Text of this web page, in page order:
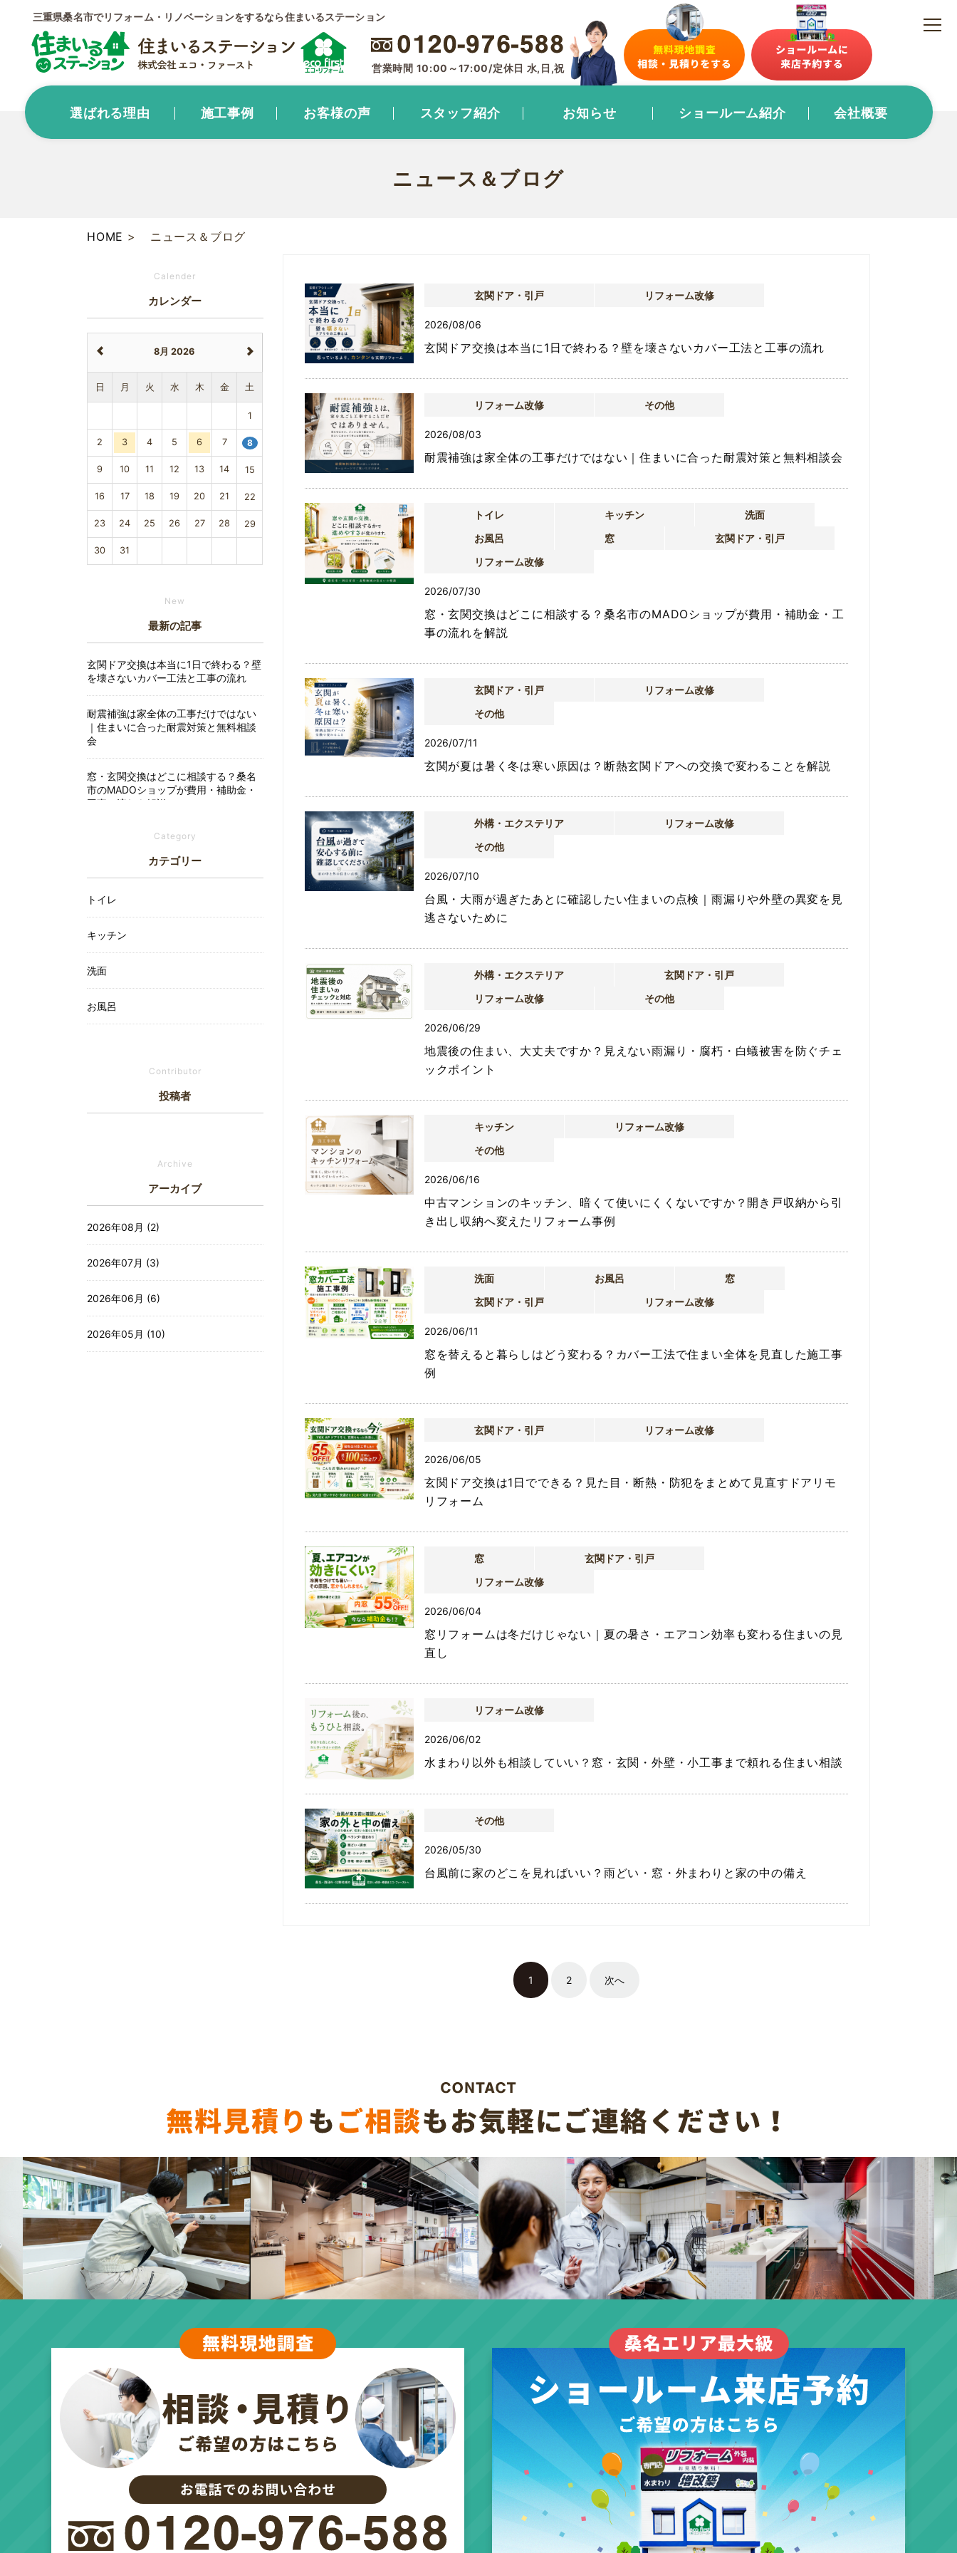
三重県桑名市でリフォーム・リノベーションをするなら住まいるステーション
営業時間 10:00～17:00/定休日 水,日,祝
選ばれる理由 施工事例 お客様の声 スタッフ紹介 お知らせ ショールーム紹介 会社概要
ニュース＆ブログ
HOME ニュース＆ブログ
玄関ドア・引戸 リフォーム改修
2026/08/06
玄関ドア交換は本当に1日で終わる？壁を壊さないカバー工法と工事の流れ
リフォーム改修 その他
2026/08/03
耐震補強は家全体の工事だけではない｜住まいに合った耐震対策と無料相談会
トイレ キッチン
洗面
お風呂
窓
玄関ドア・引戸
リフォーム改修
2026/07/30
窓・玄関交換はどこに相談する？桑名市のMADOショップが費用・補助金・工
事の流れを解説
玄関ドア・引戸
リフォーム改修
その他
2026/07/11
玄関が夏は暑く冬は寒い原因は？断熱玄関ドアへの交換で変わることを解説
外構・エクステリア
リフォーム改修
その他
2026/07/10
台風・大雨が過ぎたあとに確認したい住まいの点検｜雨漏りや外壁の異変を見
逃さないために
外構・エクステリア
玄関ドア・引戸
リフォーム改修
その他
2026/06/29
地震後の住まい、大丈夫ですか？見えない雨漏り・腐朽・白蟻被害を防ぐチェ
ックポイント
キッチン
リフォーム改修
その他
2026/06/16
中古マンションのキッチン、暗くて使いにくくないですか？開き戸収納から引
き出し収納へ変えたリフォーム事例
洗面 お風呂
窓
玄関ドア・引戸
リフォーム改修
2026/06/11
窓を替えると暮らしはどう変わる？カバー工法で住まい全体を見直した施工事
例
玄関ドア・引戸 リフォーム改修
2026/06/05
玄関ドア交換は1日でできる？見た目・断熱・防犯をまとめて見直すドアリモ
リフォーム
窓
玄関ドア・引戸
リフォーム改修
2026/06/04
窓リフォームは冬だけじゃない｜夏の暑さ・エアコン効率も変わる住まいの見
直し
リフォーム改修
2026/06/02
水まわり以外も相談していい？窓・玄関・外壁・小工事まで頼れる住まい相談
その他
2026/05/30
台風前に家のどこを見ればいい？雨どい・窓・外まわりと家の中の備え
1 2 次へ
Calender
カレンダー
8月 2026
日 月 火 水 木 金 土
1
2 3 4 5 6 7 8
9 10 11 12 13 14 15
16 17 18 19 20 21 22
23 24 25 26 27 28 29
30 31
New
最新の記事
玄関ドア交換は本当に1日で終わる？壁
を壊さないカバー工法と工事の流れ
耐震補強は家全体の工事だけではない
｜住まいに合った耐震対策と無料相談
会
窓・玄関交換はどこに相談する？桑名
市のMADOショップが費用・補助金・
工事の流れを解説
玄関が夏は暑く冬は寒い原因は？断熱
Category
カテゴリー
トイレ
キッチン
洗面
お風呂
外構・エクステリア
リフォーム改修
Contributor
投稿者
Archive
アーカイブ
2026年08月 (2)
2026年07月 (3)
2026年06月 (6)
2026年05月 (10)